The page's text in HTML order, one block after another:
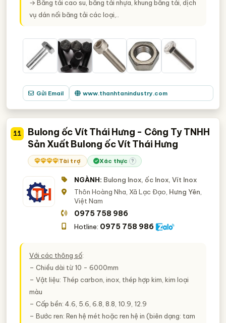
→ Băng tải cao su, băng tải nhựa, khung băng tải, dịch
vụ dán nối băng tải các loại,..
Gửi Email www.thanhtanindustry.com
11
Bulong ốc Vít Thái Hưng - Công Ty TNHH
Sản Xuất Bulong ốc Vít Thái Hưng
Tài trợ Xác thực ?
NGÀNH: Bulong Inox, ốc Inox, Vít Inox
Thôn Hoàng Nha, Xã Lạc Đạo, Hưng Yên
Việt Nam
0975 758 986
Hotline: 0975 758 986
Với các thông số:
– Chiều dài từ 10 - 6000mm
– Vật liệu: Thép carbon, inox, thép hợp kim, kim loại
màu
– Cấp bền: 4.6, 5.6, 6.8, 8.8, 10.9, 12.9
– Bước ren: Ren hệ mét hoặc ren hệ in (biên dạng: tam